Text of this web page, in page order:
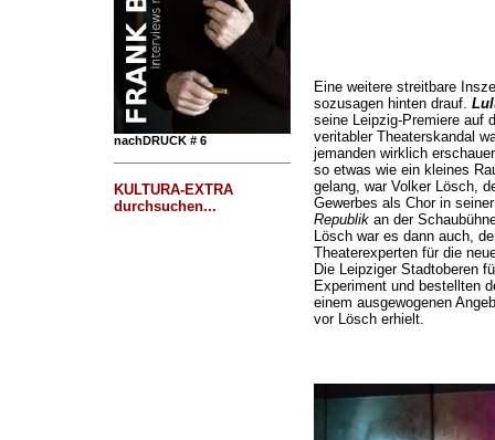
nachDRUCK # 6
KULTURA-EXTRA
durchsuchen...
Eine weitere streitbare
sozusagen hinten drauf.
seine Leipzig-Premiere auf
veritabler Theaterskandal
jemanden wirklich
so etwas wie ein kleines
gelang, war Volker Lösch,
Gewerbes als Chor in
Republikan der
Lösch war es dann auch,
Theaterexperten für die
Die Leipziger Stadtoberen
Experiment und bestellten
einem ausgewogenen
vor Lösch erhielt.